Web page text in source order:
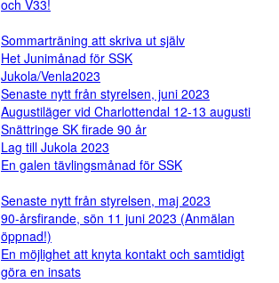
och V33!
Sommarträning att skriva ut själv
Het Junimånad för SSK
Jukola/Venla2023
Senaste nytt från styrelsen, juni 2023
Augustiläger vid Charlottendal 12-13 augusti
Snättringe SK firade 90 år
Lag till Jukola 2023
En galen tävlingsmånad för SSK
Senaste nytt från styrelsen, maj 2023
90-årsfirande, sön 11 juni 2023 (Anmälan
öppnad!)
En möjlighet att knyta kontakt och samtidigt
göra en insats